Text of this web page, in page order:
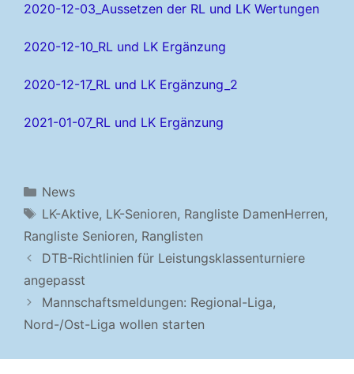
2020-12-03_Aussetzen der RL und LK Wertungen
2020-12-10_RL und LK Ergänzung
2020-12-17_RL und LK Ergänzung_2
2021-01-07_RL und LK Ergänzung
Kategorien
News
Schlagwörter
LK-Aktive, LK-Senioren, Rangliste DamenHerren,
Rangliste Senioren, Ranglisten
DTB-Richtlinien für Leistungsklassenturniere
angepasst
Mannschaftsmeldungen: Regional-Liga,
Nord-/Ost-Liga wollen starten